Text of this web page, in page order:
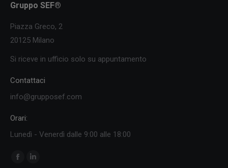
Gruppo SEF®
Piazza Greco, 2
20125 Milano
Si riceve in ufficio solo su appuntamento
Contattaci
info@grupposef.com
Orari:
Lunedì - Venerdì dalle 9:00 alle 18:00
Ci puoi trovare su:
Facebook